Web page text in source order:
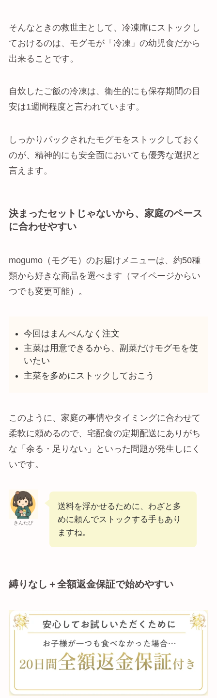
そんなときの救世主として、冷凍庫にストックし
ておけるのは、モグモが「冷凍」の幼児食だから
出来ることです。
自炊したご飯の冷凍は、衛生的にも保存期間の目
安は1週間程度と言われています。
しっかりパックされたモグモをストックしておく
のが、精神的にも安全面においても優秀な選択と
言えます。
決まったセットじゃないから、家庭のペース
に合わせやすい
mogumo（モグモ）のお届けメニューは、約50種
類から好きな商品を選べます（マイページからい
つでも変更可能）。
今回はまんべんなく注文
主菜は用意できるから、副菜だけモグモを使
いたい
主菜を多めにストックしておこう
このように、家庭の事情やタイミングに合わせて
柔軟に頼めるので、宅配食の定期配送にありがち
な「余る・足りない」といった問題が発生しにく
いです。
きんたぴ
送料を浮かせるために、わざと多
めに頼んでストックする手もあり
ますね。
縛りなし＋全額返金保証で始めやすい